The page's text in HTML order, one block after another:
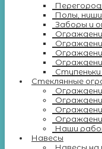
Полы, ниши
Заборы и
Стеклянные
Наши
Навесы